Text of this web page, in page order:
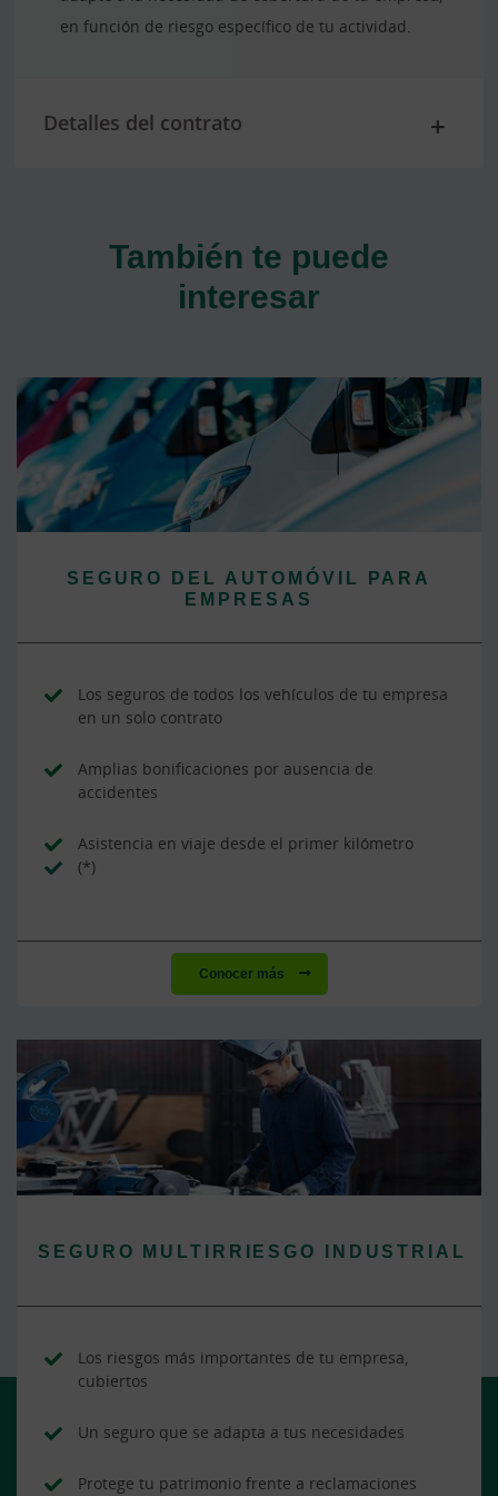
en función de riesgo específico de tu actividad.
Detalles del contrato
También te puede
interesar
SEGURO DEL AUTOMÓVIL PARA
EMPRESAS
Los seguros de todos los vehículos de tu empresa
en un solo contrato
Amplias bonificaciones por ausencia de
accidentes
Asistencia en viaje desde el primer kilómetro
(*)
Conocer más
SEGURO MULTIRRIESGO INDUSTRIAL
Los riesgos más importantes de tu empresa,
cubiertos
Un seguro que se adapta a tus necesidades
Protege tu patrimonio frente a reclamaciones